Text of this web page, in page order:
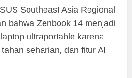
Southeast Asia Regional
bahwa Zenbook 14 menjadi
ultraportable karena
seharian, dan fitur AI